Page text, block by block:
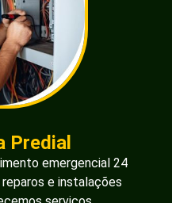
Predial
emergencial 24
e instalações